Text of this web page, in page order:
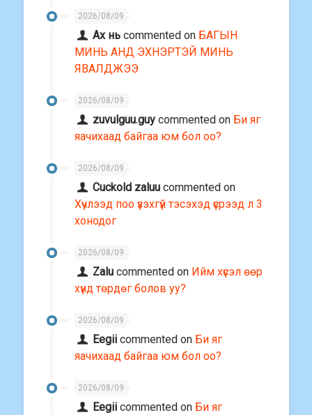
2026/08/09
Ах нь commented on БАГЫН
МИНЬ АНД ЭХНЭРТЭЙ МИНЬ
ЯВАЛДЖЭЭ
2026/08/09
zuvulguu.guy commented on Би яг
яачихаад байгаа юм бол оо?
2026/08/09
Cuckold zaluu commented on
Хүчлээд поо үзэхгүй тэсэхэд үсрээд л 3
хонодог
2026/08/09
Zalu commented on Ийм хүсэл өөр
хүнд төрдөг болов уу?
2026/08/09
Eegii commented on Би яг
яачихаад байгаа юм бол оо?
2026/08/09
Eegii commented on Би яг